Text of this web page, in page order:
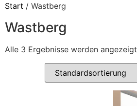
Start / Wastberg
Wastberg
Alle 3 Ergebnisse werden angezeigt